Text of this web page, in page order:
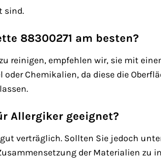
sind.
88300271 am besten?
reinigen, empfehlen wir, sie mit
Chemikalien, da diese die
Allergiker geeignet?
gut verträglich. Sollten Sie jedoch
der Materialien zu